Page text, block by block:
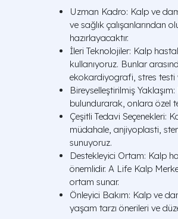
Uzman Kadro: Kalp ve
ve sağlık çalışanlarından
hazırlayacaktır.
İleri Teknolojiler: Kalp
kullanıyoruz. Bunlar
ekokardiyografi, stres testi
Bireyselleştirilmiş
bulundurarak, onlara özel
Çeşitli Tedavi Seçenekleri:
müdahale, anjiyoplasti,
sunuyoruz.
Destekleyici Ortam: Kalp
önemlidir. A Life Kalp
ortam sunar.
Önleyici Bakım: Kalp ve
yaşam tarzı önerileri ve